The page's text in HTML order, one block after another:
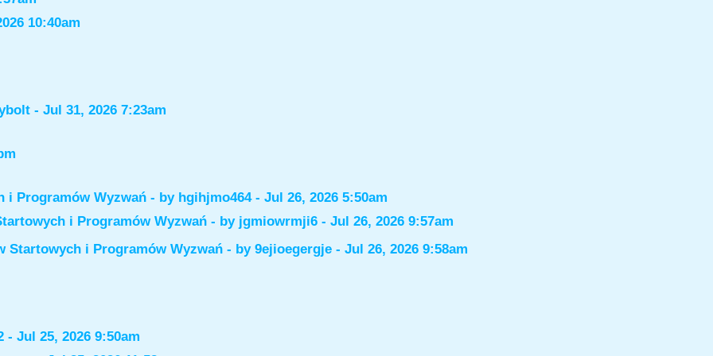
10:40am
- Jul 31, 2026 7:23am
i Programów Wyzwań - by hgihjmo464- Jul 26, 2026 5:50am
i Programów Wyzwań - by jgmiowrmji6- Jul 26, 2026 9:57am
Startowych i Programów Wyzwań - by 9ejioegergje- Jul 26, 2026 9:58am
- Jul 25, 2026 9:50am